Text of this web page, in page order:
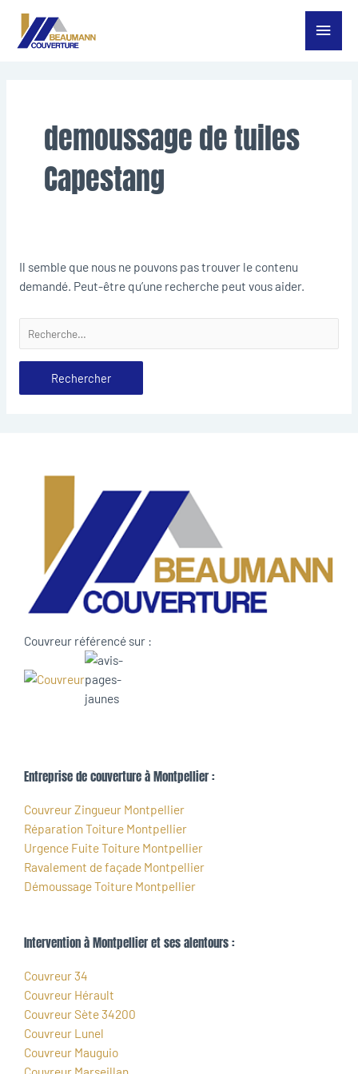
Aller
Menu
demoussage de tuiles
Capestang
Il semble que nous ne pouvons pas trouver le contenu
demandé. Peut-être qu’une recherche peut vous aider.
Couvreur référencé sur :
Entreprise de couverture à Montpellier :
Couvreur Zingueur Montpellier
Réparation Toiture Montpellier
Urgence Fuite Toiture Montpellier
Ravalement de façade Montpellier
Démoussage Toiture Montpellier
Intervention à Montpellier et ses alentours :
Couvreur 34
Couvreur Hérault
Couvreur Sète 34200
Couvreur Lunel
Couvreur Mauguio